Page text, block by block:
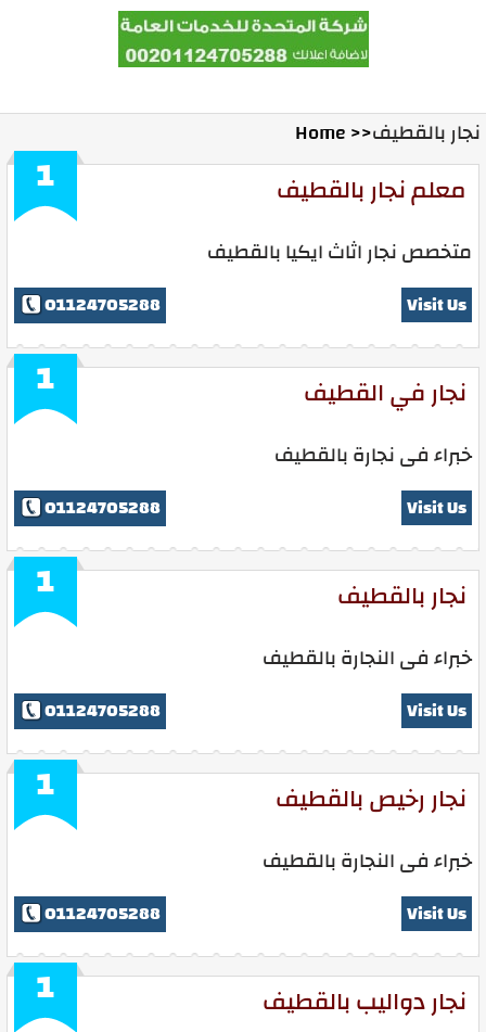
Home >>نجار بالقطيف
1 معلم نجار بالقطيف
متخصص نجار اثاث ايكيا بالقطيف
01124705288 Visit Us
1 نجار في القطيف
خبراء فى نجارة بالقطيف
01124705288 Visit Us
1 نجار بالقطيف
خبراء فى النجارة بالقطيف
01124705288 Visit Us
1 نجار رخيص بالقطيف
خبراء فى النجارة بالقطيف
01124705288 Visit Us
1 نجار دواليب بالقطيف